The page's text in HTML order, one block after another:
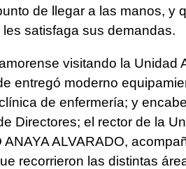
de llegar a las manos, y
satisfaga sus demandas.
visitando la Unidad
entregó moderno
de enfermería; y
Directores; el rector de la
ALVARADO,
recorrieron las distintas